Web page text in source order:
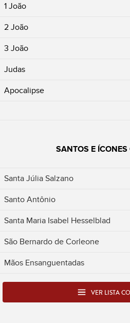
1 João
2 João
3 João
Judas
Apocalipse
SANTOS E ÍCONES
Santa Júlia Salzano
Santo Antônio
Santa Maria Isabel Hesselblad
São Bernardo de Corleone
Mãos Ensanguentadas
VER LISTA